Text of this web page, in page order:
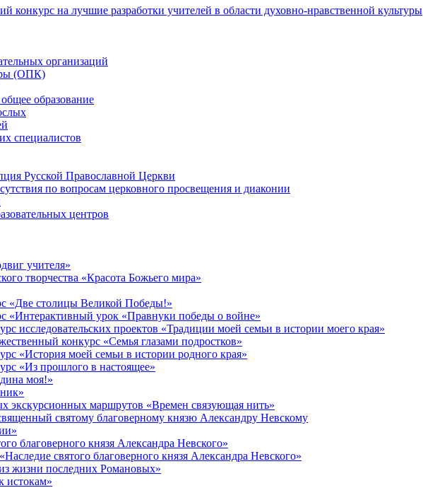
конкурс на лучшие разработки учителей в области духовно-нравственной культуры
организаций
(ОПК)
образование
специалистов
Русской Православной Церкви
по вопросам церковного просвещения и диаконии
центров
учителя»
творчества «Красота Божьего мира»
«Две столицы Великой Победы!»
«Интерактивный урок «Правнуки победы о войне»
исследовательских проектов «Традиции моей семьи в истории моего края»
конкурс «Семья глазами подростков»
«История моей семьи в истории родного края»
«Из прошлого в настоящее»
моя!»
экскурсионных маршрутов «Времен связующая нить»
святому благоверному князю Александру Невскому
благоверного князя Александра Невского»
святого благоверного князя Александра Невского»
жизни последних Романовых»
истокам»